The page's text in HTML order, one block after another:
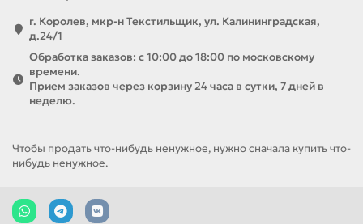
г. Королев, мкр-н Текстильщик, ул. Калининградская,
д.24/1
Обработка заказов: с 10:00 до 18:00 по московскому
времени.
Прием заказов через корзину 24 часа в сутки, 7 дней в
неделю.
Чтобы продать что-нибудь ненужное, нужно сначала купить что-
нибудь ненужное.